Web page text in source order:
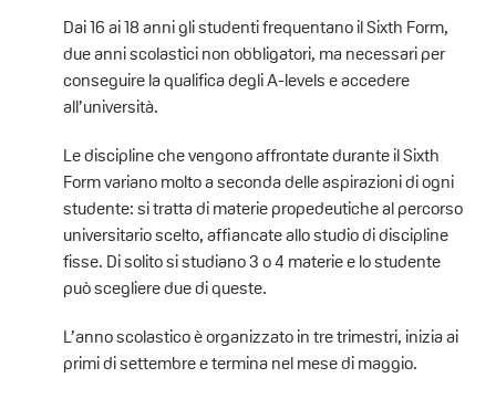
Dai 16 ai 18 anni gli studenti frequentano il Sixth Form,
due anni scolastici non obbligatori, ma necessari per
conseguire la qualifica degli A-levels e accedere
all’università.
Le discipline che vengono affrontate durante il Sixth
Form variano molto a seconda delle aspirazioni di ogni
studente: si tratta di materie propedeutiche al percorso
universitario scelto, affiancate allo studio di discipline
fisse. Di solito si studiano 3 o 4 materie e lo studente
può scegliere due di queste.
L’anno scolastico è organizzato in tre trimestri, inizia ai
primi di settembre e termina nel mese di maggio.